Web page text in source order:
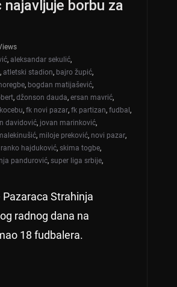
borbu za
, aleksandar sekulić,
, atletski stadion, bajro župić,
, bogdan matijašević,
, džonson dauda, ersan mavrić,
, fk novi pazar, fk partizan, fudbal,
davidović, jovan marinković,
, miloje preković, novi pazar,
ranko hajduković, skima togbe,
pandurović, super liga srbije,
Strahinja
radnog dana na
18 fudbalera.